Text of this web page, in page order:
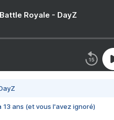
Royale - DayZ
13 ans (et vous l'avez ignoré)